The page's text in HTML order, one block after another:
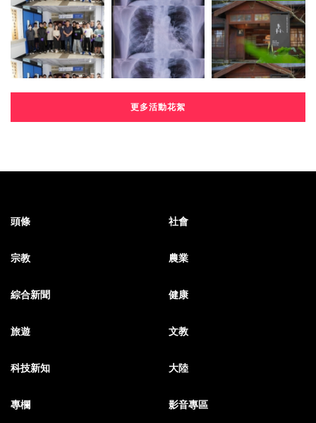
更多活動花絮
頭條 社會
宗教 農業
綜合新聞 健康
旅遊 文教
科技新知 大陸
專欄 影音專區